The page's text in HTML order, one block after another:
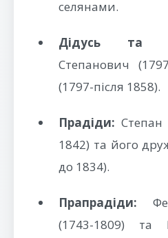
селянами.
Дідусь та
Степанович
(1797-після 1858).
Прадіди:
1842) та його
до 1834).
Прапрадіди:
(1743-1809) та